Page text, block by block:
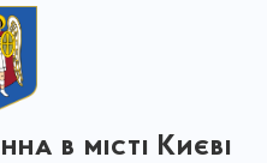
в місті Києві